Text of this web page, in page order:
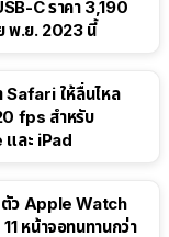
C ราคา 3,190
พ.ย. 2023 นี้
Safari ให้ลื่นไหล
fps สำหรับ
และ iPad
ตัว Apple Watch
หน้าจอทนทานกว่า